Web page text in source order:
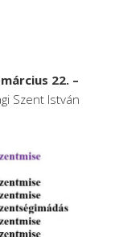
március 22. –
Szent István